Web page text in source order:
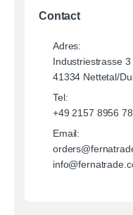
Contact
Adres:
Industriestrasse 3
41334 Nettetal/
Tel:
+49 2157 8956
Email: